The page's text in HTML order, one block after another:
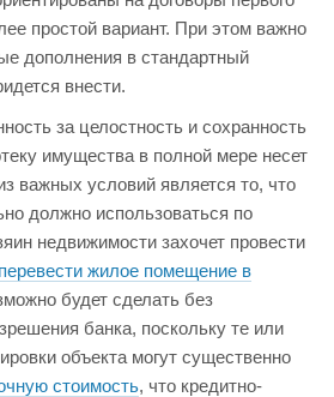
простой вариант. При этом важно
дополнения в стандартный
внести.
за целостность и сохранность
имущества в полной мере несет
важных условий является то, что
должно использоваться по
недвижимости захочет провести
перевести жилое помещение в
будет сделать без
банка, поскольку те или
объекта могут существенно
стоимость, что кредитно-